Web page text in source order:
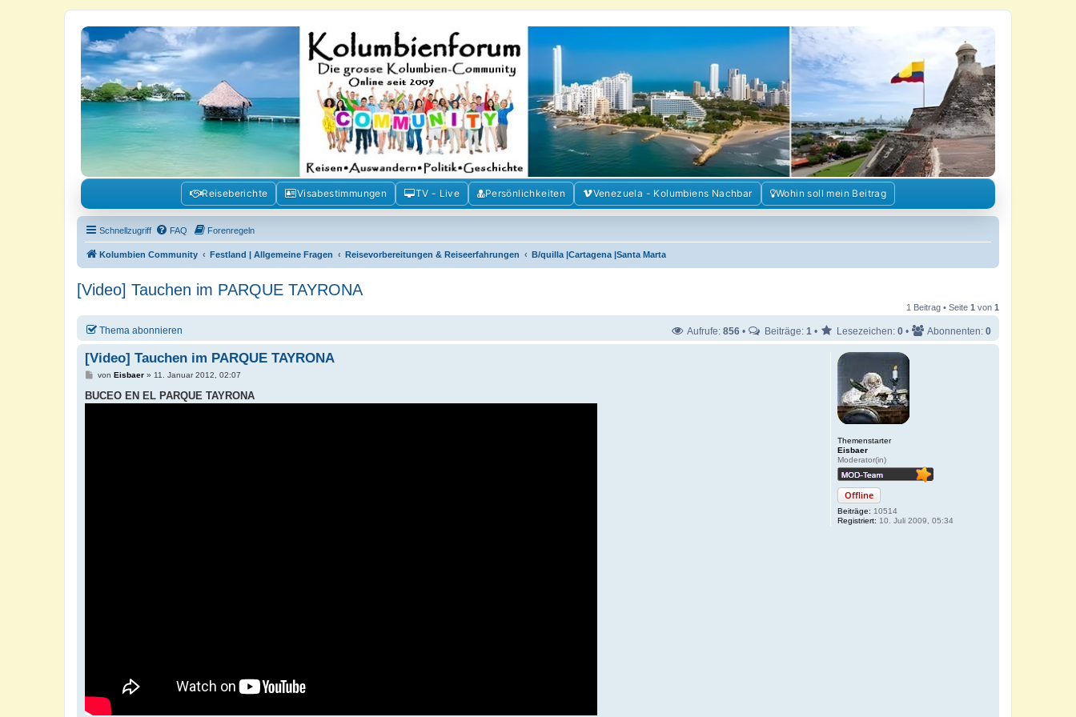
Kolumbienforum - Das grosse Forum der Freunde Kolumbiens
Reisen, Auswandern, Kultur, Politik, Geschichte und Visum in Kolumbien und Venezuela. Austausch, Erfahrungen und Gemeinschaft im Kolumbienforum
Reiseberichte Visabestimmungen TV - Live Persönlichkeiten Venezuela - Kolumbiens Nachbar Wohin soll mein Beitrag
Schnellzugriff FAQ Forenregeln
Kolumbien Community Festland | Allgemeine Fragen Reisevorbereitungen & Reiseerfahrungen B/quilla |Cartagena |Santa Marta
[Video] Tauchen im PARQUE TAYRONA
1 Beitrag • Seite 1 von 1
Thema abonnieren Aufrufe: 856 • Beiträge: 1 • Lesezeichen: 0 • Abonnenten: 0
Themenstarter
Eisbaer
Moderator(in)
Offline
Beiträge: 10514
Registriert: 10. Juli 2009, 05:34
[Video] Tauchen im PARQUE TAYRONA
B
i
t
von Eisbaer» 11. Januar 2012, 02:07
BUCEO EN EL PARQUE TAYRONA